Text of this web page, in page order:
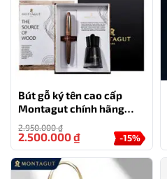
cần phải chuẩn bị thêm.
Bút gỗ ký tên cao cấp
Montagut chính hãng
kèm mực
2.950.000₫
-15%
2.500.000₫